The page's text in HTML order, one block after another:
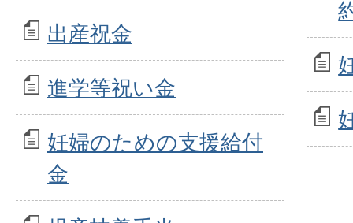
出産祝金
進学等祝い金
妊婦のための支援給付
金